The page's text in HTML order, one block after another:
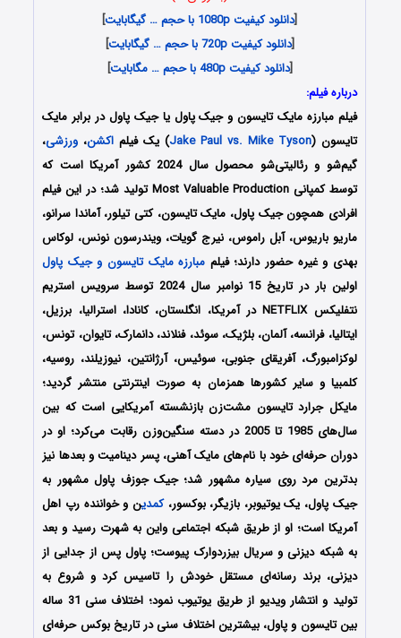
[دانلود کیفیت 1080p با حجم … گیگابایت
]
[دانلود کیفیت 720p با حجم … گیگابایت
]
[دانلود کیفیت 480p با حجم … مگابایت
]
درباره فیلم:
فیلم مبارزه مایک تایسون و جیک پاول یا جیک پاول در برابر مایک
تایسون (Jake Paul vs. Mike Tyson) یک فیلم اکشن، ورزشی،
گیم‌شو و رئالیتی‌شو محصول سال 2024 کشور آمریکا است که
توسط کمپانی‌ Most Valuable Production تولید شد؛ در این فیلم
افرادی همچون جیک پاول، مایک تایسون، کتی تیلور، آماندا سرانو،
ماریو باریوس، آبل راموس، نیرج گویات، ویندرسون نونس، لوکاس
بهدی و غیره حضور دارند؛ فیلم مبارزه مایک تایسون و جیک پاول
اولین بار در تاریخ 15 نوامبر سال 2024 توسط سرویس استریم
نتفلیکس NETFLIX در آمریکا، انگلستان، کانادا، استرالیا، برزیل،
ایتالیا، فرانسه، آلمان، بلژیک، سوئد، فنلاند، دانمارک، تایوان، تونس،
لوکزامبورگ، آفریقای جنوبی، سوئیس، آرژانتین، نیوزیلند، روسیه،
کلمبیا و سایر کشورها همزمان به صورت اینترنتی منتشر گردید؛
مایکل جرارد تایسون مشت‌زن بازنشسته آمریکایی است که بین
سال‌های 1985 تا 2005 در دسته سنگین‌وزن رقابت می‌کرد؛ او در
دوران حرفه‌ای خود با نام‌های مایک آهنی، پسر دینامیت و بعدها نیز
بدترین مرد روی سیاره مشهور شد؛ جیک جوزف پاول مشهور به
جیک پاول، یک یوتیوبر، بازیگر، بوکسور،کمدین و خواننده رپ اهل
آمریکا است؛ او از طریق شبکه اجتماعی واین به شهرت رسید و بعد
به شبکه دیزنی و سریال بیزردوارک پیوست؛ پاول پس از جدایی از
دیزنی، برند رسانه‌ای مستقل خودش را تاسیس کرد و شروع به
تولید و انتشار ویدیو از طریق یوتیوب نمود؛ اختلاف سنی 31 ساله
بین تایسون و پاول، بیشترین اختلاف سنی در تاریخ بوکس حرفه‌ای